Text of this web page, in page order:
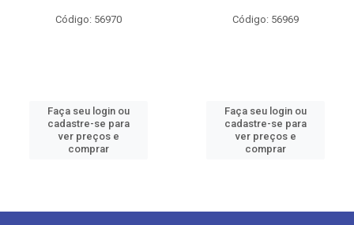
Código: 56970
Faça seu login ou
cadastre-se para
ver preços e
comprar
Código: 56969
Faça seu login ou
cadastre-se para
ver preços e
comprar